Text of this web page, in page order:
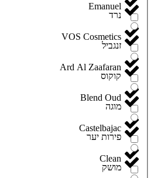
Emanuel
VOS Cosmetics
Ard Al Zaafaran
Blend Oud
Castelbajac
Clean
נרד
זנגביל
קוקוס
מוגה
פירות יער
מושק